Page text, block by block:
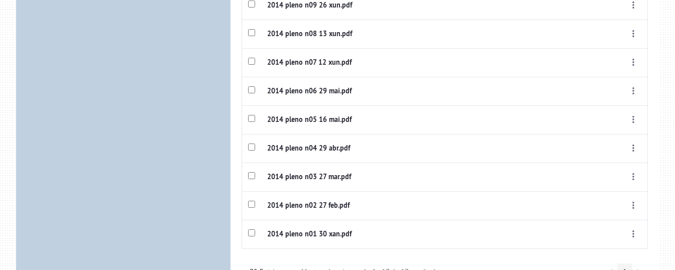
2014 pleno n09 26 xun.pdf
2014 pleno n08 13 xun.pdf
2014 pleno n07 12 xun.pdf
2014 pleno n06 29 mai.pdf
2014 pleno n05 16 mai.pdf
2014 pleno n04 29 abr.pdf
2014 pleno n03 27 mar.pdf
2014 pleno n02 27 feb.pdf
2014 pleno n01 30 xan.pdf